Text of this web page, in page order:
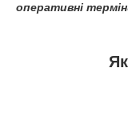
оперативні